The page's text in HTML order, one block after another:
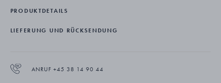
Archiven von Georg Jensen Kopenhagen. Jedes Stück in der
Kollektion wurde sorgfältig aus den Werken von Künstlerinnen aus der
zweiten Hälfte des 20. Jahrhunderts ausgewählt und spiegelt die
PRODUKTDETAILS
LIEFERUNG UND RÜCKSENDUNG
ANRUF +45 38 14 90 44